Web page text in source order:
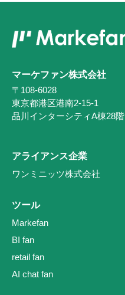
マーケファン株式会社
〒108-6028
東京都港区港南2-15-1
品川インターシティA棟28階
アライアンス企業
ワンミニッツ株式会社
ツール
Markefan
BI fan
retail fan
AI chat fan